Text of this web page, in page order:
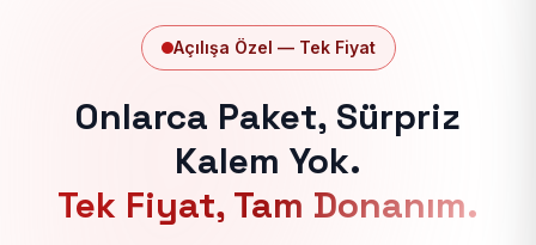
Açılışa Özel — Tek Fiyat
Onlarca Paket, Sürpriz
Kalem Yok.
Tek Fiyat, Tam Donanım.